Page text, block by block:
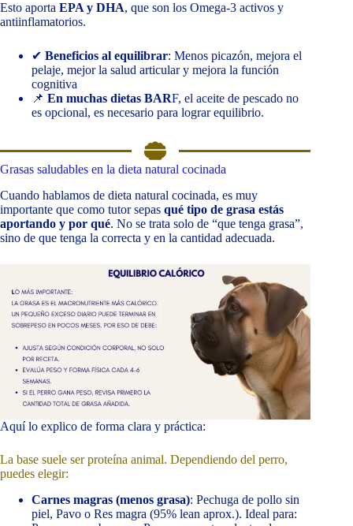
Esto aporta EPA y DHA, que son los Omega-3 activos y
antiinflamatorios.
✔ Beneficios al equilibrar: Menos picazón, mejora el
pelaje, mejor la salud articular y mejora la función
cognitiva
📌 En muchas dietas BARF, el aceite de pescado no
es opcional, es necesario para lograr equilibrio.
Grasas saludables en la dieta natural cocinada
Cuando hablamos de dieta natural cocinada, es muy
importante que como tutor sepas qué tipo de grasa estás
aportando y por qué. No se trata solo de “que tenga grasa”,
sino de que tenga la correcta y en la cantidad adecuada.
Aquí lo explico de forma clara y práctica:
La base suele ser proteína animal. Dependiendo del perro,
puedes elegir:
Carnes magras (menos grasa): Pechuga de pollo sin
piel, Pavo o Res magra (95% lean aprox.). Ideal para: